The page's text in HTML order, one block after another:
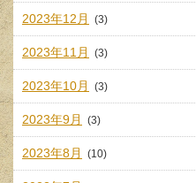
2023年12月 (3)
2023年11月 (3)
2023年10月 (3)
2023年9月 (3)
2023年8月 (10)